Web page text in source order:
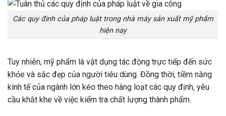
Các quy định của pháp luật trong nhà máy sản xuất mỹ phẩm
hiện nay
Tuy nhiên, mỹ phẩm là vật dụng tác động trực tiếp đến sức
khỏe và sắc đẹp của người tiêu dùng. Đồng thời, tiềm năng
kinh tế của ngành lớn kéo theo hàng loạt các quy định, yêu
cầu khắt khe về việc kiểm tra chất lượng thành phẩm.